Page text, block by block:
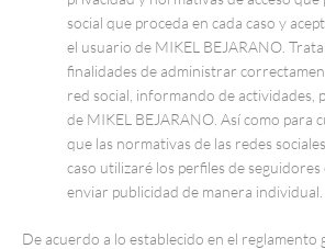
social que proceda en cada caso y
el usuario de MIKEL BEJARANO.
finalidades de administrar
red social, informando de actividades,
de MIKEL BEJARANO. Así como para
que las normativas de las redes
caso utilizaré los perfiles de seguidores
enviar publicidad de manera individual.
De acuerdo a lo establecido en el reglamento